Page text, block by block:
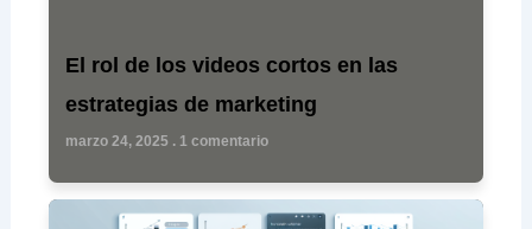
El rol de los videos cortos en las
estrategias de marketing
marzo 24, 2025 1 comentario